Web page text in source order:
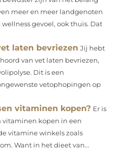
meer en meer landgenoten
gevoel, ook thuis. Dat
laten bevriezen Jij hebt
van vet laten bevriezen,
Dit is een
vetophopingen op
vitaminen kopen? Er is
vitaminen kopen in een
vitamine winkels zoals
Want in het dieet van...